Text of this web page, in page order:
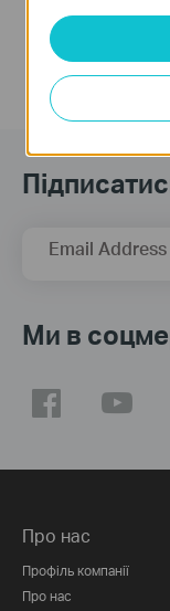
Email Address
Ми в
Про нас
Профіль компанії
Про нас